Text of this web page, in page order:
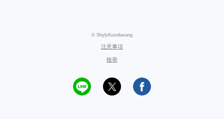
© ShylyKurodasang
注意事項
檢舉